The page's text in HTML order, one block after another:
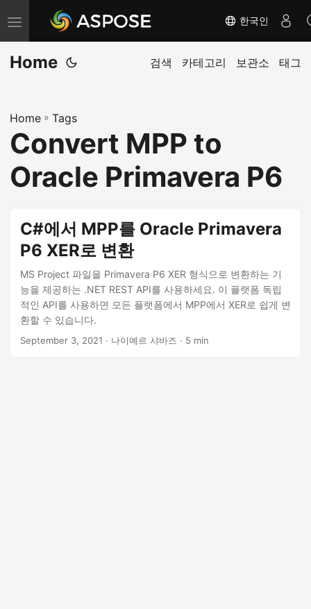
내
비
게
전
환
한국인
Home 검색 카테고리 보관소 태그
Home » Tags
Convert MPP to
Oracle Primavera P6
C#에서 MPP를 Oracle Primavera
P6 XER로 변환
MS Project 파일을 Primavera P6 XER 형식으로 변환하는 기
능을 제공하는 .NET REST API를 사용하세요. 이 플랫폼 독립
적인 API를 사용하면 모든 플랫폼에서 MPP에서 XER로 쉽게 변
환할 수 있습니다.
September 3, 2021 · 나이예르 샤바즈 · 5 min